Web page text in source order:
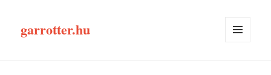
garrotter.hu